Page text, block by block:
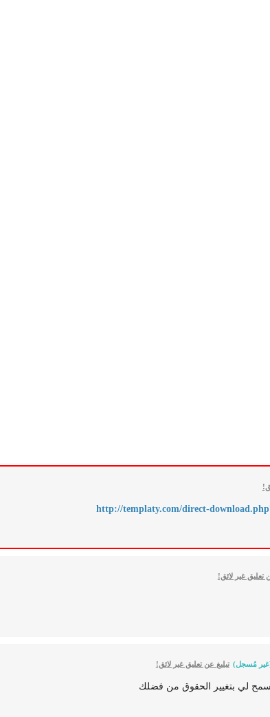
http://templaty.com/direct-
تعليق غير لائق!
مُسجل) تبليغ عن تعليق غير لائق!
لي بتغيير الحقوق من فضلك